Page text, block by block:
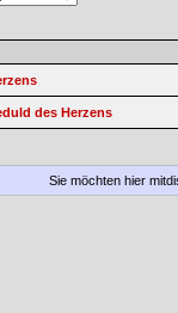
des Herzens
Sie möchten hier